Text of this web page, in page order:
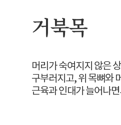
거북목
머리가 숙여지지 않은
구부러지고, 위 목뼈와
근육과 인대가 늘어나